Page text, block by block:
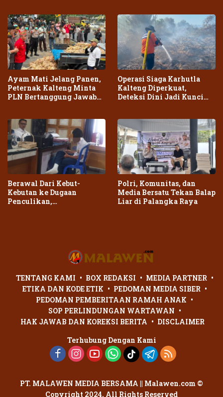
Ayam Mati Jelang Panen,
Peternak Kalteng Minta
PLN Bertanggung Jawab
Operasi Siaga Karhutla
Kalteng Diperkuat,
Deteksi Dini Jadi Kunci
Berawal Dari Kebut-
Kebutan ke Dugaan
Penculikan,
Polri, Komunitas, dan
Media Bersatu Tekan Balap
Liar di Palangka Raya
TENTANG KAMI BOX REDAKSI
MEDIA PARTNER
ETIKA DAN KODE ETIK
PEDOMAN MEDIA SIBER
PEDOMAN PEMBERITAAN RAMAH ANAK
SOP PERLINDUNGAN WARTAWAN
HAK JAWAB DAN KOREKSI BERITA
DISCLAIMER
Terhubung Dengan Kami
PT. MALAWEN MEDIA BERSAMA || Malawen.com ©
Copyright 2024, All Rights Reserved